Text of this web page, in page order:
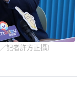
記者許方正攝）